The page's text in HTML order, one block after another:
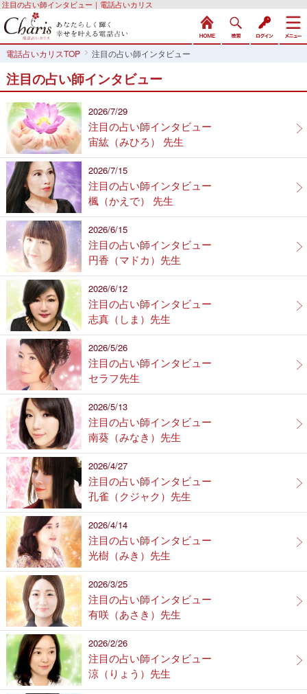
注目の占い師インタビュー｜電話占いカリス
電話占いカリスTOP 注目の占い師インタビュー
注目の占い師インタビュー
2026/7/29
注目の占い師インタビュー
宙紘（みひろ） 先生
2026/7/15
注目の占い師インタビュー
楓（かえで） 先生
2026/6/15
注目の占い師インタビュー
円香（マドカ）先生
2026/6/12
注目の占い師インタビュー
志真（しま）先生
2026/5/26
注目の占い師インタビュー
セラフ先生
2026/5/13
注目の占い師インタビュー
南葵（みなき）先生
2026/4/27
注目の占い師インタビュー
孔雀（クジャク）先生
2026/4/14
注目の占い師インタビュー
光樹（みき）先生
2026/3/25
注目の占い師インタビュー
有咲（あさき）先生
2026/2/26
注目の占い師インタビュー
涼（りょう）先生